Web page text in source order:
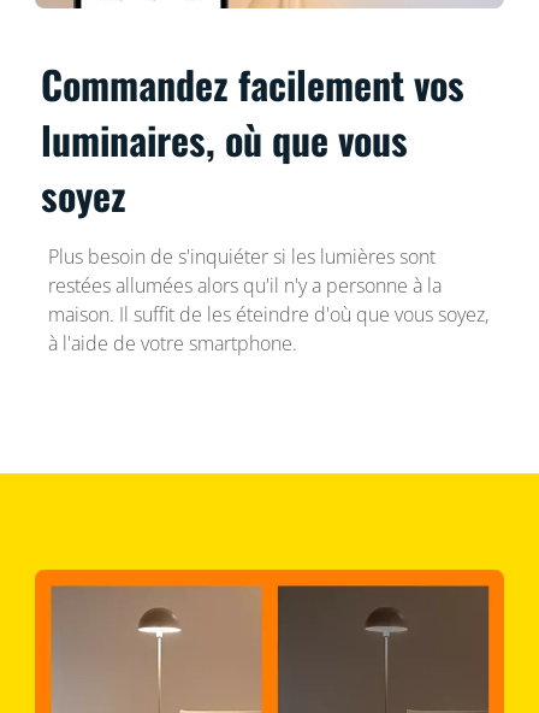
Commandez facilement vos
luminaires, où que vous
soyez
Plus besoin de s'inquiéter si les lumières sont
restées allumées alors qu'il n'y a personne à la
maison. Il suffit de les éteindre d'où que vous soyez,
à l'aide de votre smartphone.